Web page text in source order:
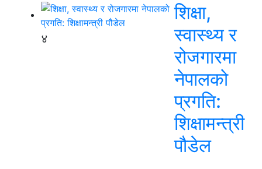
४
शिक्षा,
स्वास्थ्य र
रोजगारमा
नेपालको
प्रगति:
शिक्षामन्त्री
पौडेल